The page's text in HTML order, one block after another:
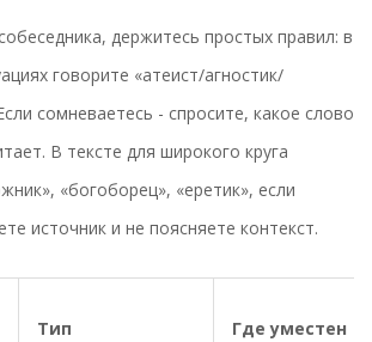
держитесь простых правил: в
говорите «атеист/агностик/
сомневаетесь - спросите, какое слово
В тексте для широкого круга
«богоборец», «еретик», если
источник и не поясняете контекст.
Тип Где уместен